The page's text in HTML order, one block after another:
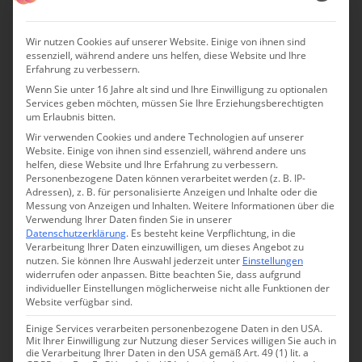
dafür sorgt, dass hier immer etwas los ist!
Wir nutzen Cookies auf unserer Website. Einige von ihnen sind
essenziell, während andere uns helfen, diese Website und Ihre
Erfahrung zu verbessern.
Wenn Sie unter 16 Jahre alt sind und Ihre Einwilligung zu optionalen
Services geben möchten, müssen Sie Ihre Erziehungsberechtigten
um Erlaubnis bitten.
Wir verwenden Cookies und andere Technologien auf unserer
Website. Einige von ihnen sind essenziell, während andere uns
helfen, diese Website und Ihre Erfahrung zu verbessern.
Personenbezogene Daten können verarbeitet werden (z. B. IP-
Adressen), z. B. für personalisierte Anzeigen und Inhalte oder die
Messung von Anzeigen und Inhalten.Weitere Informationen über die
Verwendung Ihrer Daten finden Sie in unserer
Datenschutzerklärung. Es besteht keine Verpflichtung, in die
Verarbeitung Ihrer Daten einzuwilligen, um dieses Angebot zu
nutzen.Sie können Ihre Auswahl jederzeit unter Einstellungen
widerrufen oder anpassen. Bitte beachten Sie, dass aufgrund
individueller Einstellungen möglicherweise nicht alle Funktionen der
Website verfügbar sind.
Einige Services verarbeiten personenbezogene Daten in den USA.
Mit Ihrer Einwilligung zur Nutzung dieser Services willigen Sie auch in
die Verarbeitung Ihrer Daten in den USA gemäß Art. 49 (1) lit. a